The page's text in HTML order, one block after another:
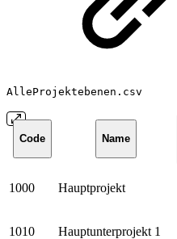
AlleProjektebenen.csv
Code Name
1000 Hauptprojekt
1010 Hauptunterprojekt 1